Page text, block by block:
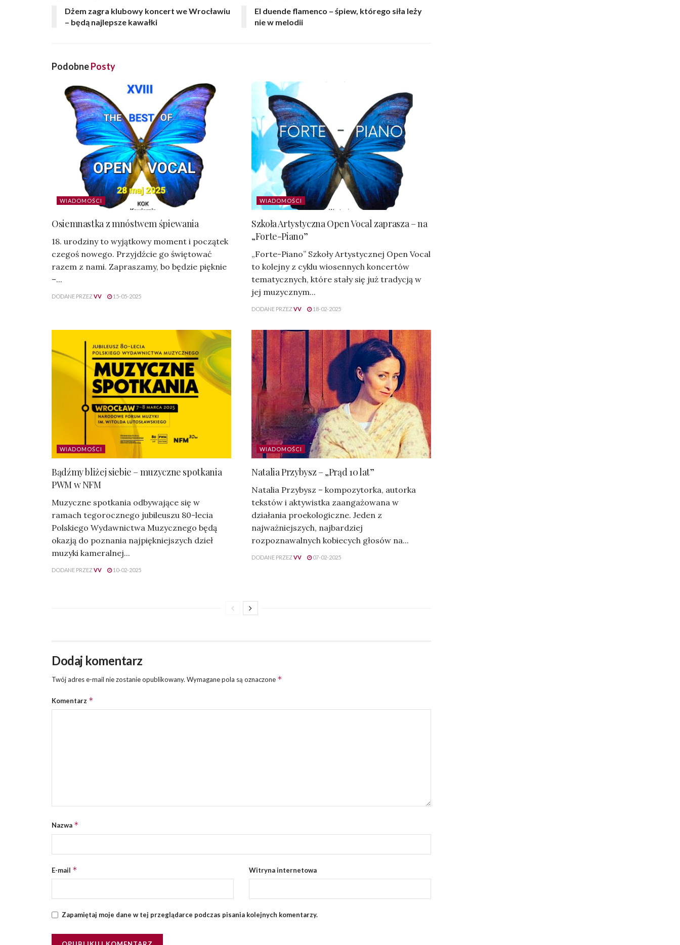
Dżem zagra klubowy koncert we Wrocławiu
– będą najlepsze kawałki
El duende flamenco – śpiew, którego siła leży
nie w melodii
PodobnePosty
WIADOMOŚCI
Osiemnastka z mnóstwem śpiewania
18. urodziny to wyjątkowy moment i początek
czegoś nowego. Przyjdźcie go świętować
razem z nami. Zapraszamy, bo będzie pięknie
–...
DODANE PRZEZVV 15-05-2025
WIADOMOŚCI
Szkoła Artystyczna Open Vocal zaprasza – na
„Forte-Piano”
„Forte-Piano” Szkoły Artystycznej Open Vocal
to kolejny z cyklu wiosennych koncertów
tematycznych, które stały się już tradycją w
jej muzycznym...
DODANE PRZEZVV 18-02-2025
WIADOMOŚCI
Bądźmy bliżej siebie – muzyczne spotkania
PWM w NFM
Muzyczne spotkania odbywające się w
ramach tegorocznego jubileuszu 80-lecia
Polskiego Wydawnictwa Muzycznego będą
okazją do poznania najpiękniejszych dzieł
muzyki kameralnej...
DODANE PRZEZVV 10-02-2025
WIADOMOŚCI
Natalia Przybysz – „Prąd 10 lat”
Natalia Przybysz – kompozytorka, autorka
tekstów i aktywistka zaangażowana w
działania proekologiczne. Jeden z
najważniejszych, najbardziej
rozpoznawalnych kobiecych głosów na...
DODANE PRZEZVV 07-02-2025
Dodaj komentarz
Twój adres e-mail nie zostanie opublikowany. Wymagane pola są oznaczone *
Komentarz *
Nazwa *
E-mail * Witryna internetowa
Zapamiętaj moje dane w tej przeglądarce podczas pisania kolejnych komentarzy.